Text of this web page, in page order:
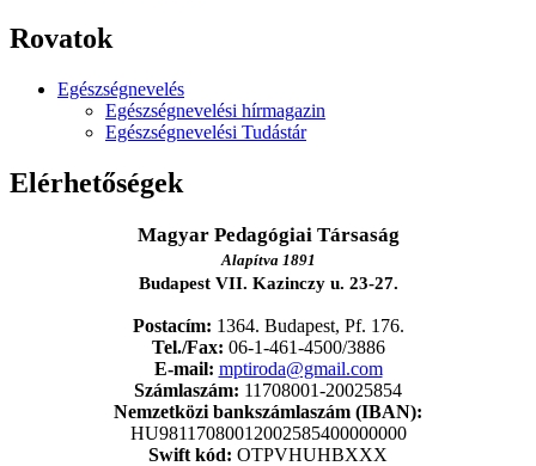
Rovatok
Egészségnevelés
Egészségnevelési hírmagazin
Egészségnevelési Tudástár
Elérhetőségek
Magyar Pedagógiai Társaság
Alapítva 1891
Budapest VII. Kazinczy u. 23-27.
Postacím: 1364. Budapest, Pf. 176.
Tel./Fax: 06-1-461-4500/3886
E-mail: mptiroda@gmail.com
Számlaszám: 11708001-20025854
Nemzetközi bankszámlaszám (IBAN):
HU98117080012002585400000000
Swift kód: OTPVHUHBXXX